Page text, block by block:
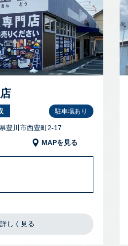
駐車場あり
豊川市西豊町2-17
MAPを見る
詳しく見る